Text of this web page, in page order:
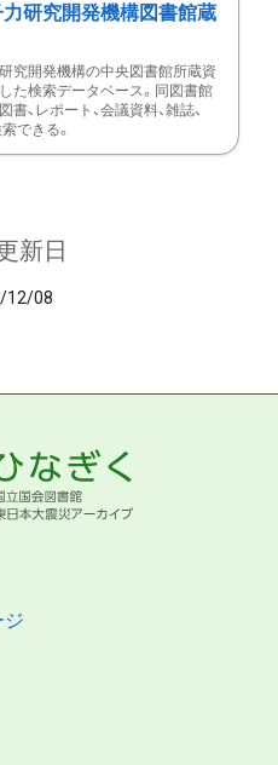
力研究開発機構図書館蔵
究開発機構の中央図書館所蔵資
た検索データベース。同図書館
書、レポート、会議資料、雑誌、
できる。
新日
12/08